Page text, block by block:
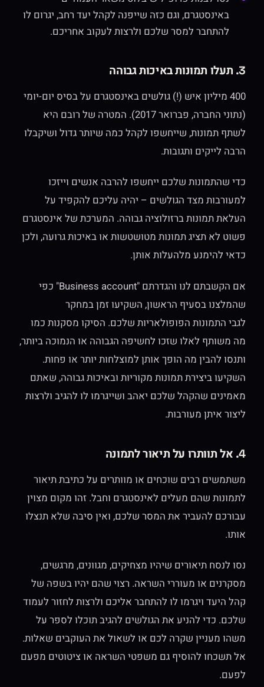
באינסטגרם, וגם כזה שייפנה לקהל יעד רחב, יגרום לו
להתחבר למסר שלכם ולרצות לעקוב אחריכם.
3. תעלו תמונות באיכות גבוהה
400 מיליון איש (!) גולשים באינסטגרם על בסיס יום-יומי
(נתוני החברה, פברואר 2017). המטרה של רובם היא
לשתף תמונות, שייחשפו לקהל כמה שיותר גדול ושיקבלו
הרבה לייקים ותגובות.
כדי שהתמונות שלכם ייחשפו להרבה אנשים וייזכו
למעורבות מצד הגולשים – יהיה עליכם להקפיד על
העלאת תמונות ברזולוציה גבוהה. המערכת של אינסטגרם
פשוט לא תציג תמונות מטושטשות או באיכות גרועה, ולכן
כדאי להימנע מלהעלות אותן.
אם הקשבתם לנו והגדרתם "Business account" כפי
שהמלצנו בסעיף הראשון, השקיעו זמן במחקר
לגבי התמונות הפופולאריות שלכם. הסיקו מסקנות כמו
מה משותף לאלו שזכו לחשיפה הגבוהה או הנמוכה ביותר,
ותנסו להבין מה הופך אותן למוצלחות יותר או פחות.
השקיעו ביצירת תמונות מקוריות ובאיכות גבוהה, שאתם
מאמינים שהקהל שלכם יאהב ושייגרמו לו להגיב ולרצות
ליצור איתן מעורבות.
4. אל תוותרו על תיאור לתמונה
משתמשים רבים שוכחים או מוותרים על כתיבת תיאור
לתמונות שהם מעלים לאינסטגרם וחבל. זהו מקום מצוין
עבורכם להעביר את המסר שלכם, ואין סיבה שלא תנצלו
אותו.
נסו לנסח תיאורים שיהיו מצחיקים, מגוונים, מרגשים,
מסקרנים או מעוררי השראה. רצוי שהם יהיו בשפה של
קהל היעד ויגרמו לו להתחבר אליכם ולרצות לחזור לעמוד
שלכם. כדי להניע את הגולשים להגיב תוכלו לספר על
משהו מעניין שקרה לכם או לשאול את העוקבים שאלות.
אל תשכחו להוסיף גם משפטי השראה או ציטוטים מפעם
לפעם.